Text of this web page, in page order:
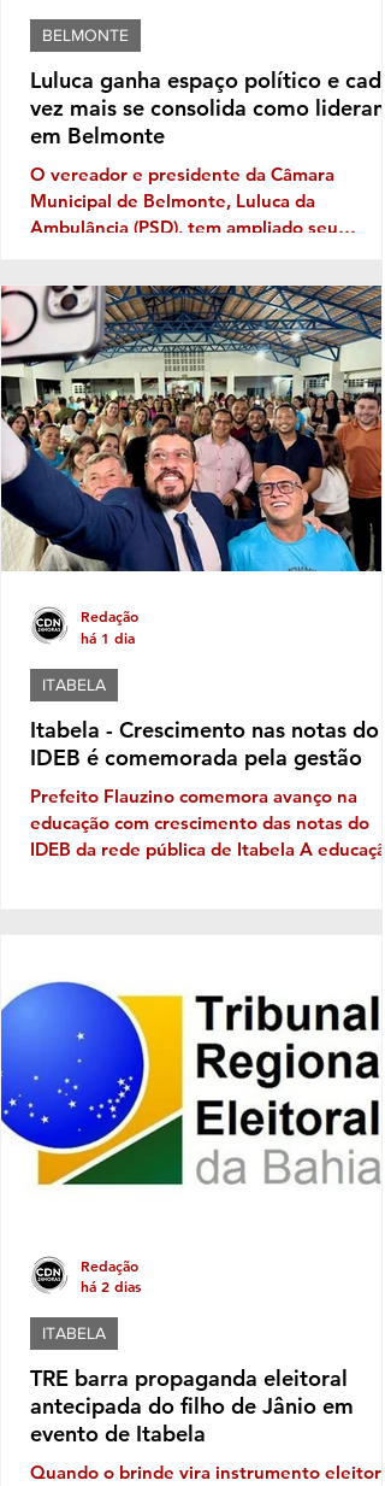
Luluca ganha espaço político e cada
vez mais se consolida como
em Belmonte
O vereador e presidente da Câmara
Municipal de Belmonte, Luluca da
Ambulância (PSD), tem ampliado seu
musculatura política deve aumentar ainda
mais este ano, caso se confirme a
expectativa da votação de Fabíola Mansur,
nome defendido por Luluca para estadual,
sendo a mais votada dentro do núcleo
político governista que tem dois nomes na
disputa, o nome do prefeito e Fabíola,
candidata de Luluca. Luluca conaeguiu ao
longo dos anos montar
BELMONTE
Itabela - Crescimento nas notas do
IDEB é comemorada pela gestão
Prefeito Flauzino comemora avanço na
educação com crescimento das notas do
IDEB da rede pública de Itabela A educação
municipal tanto nos anos iniciais quanto
anos finais do Ensino Fundamental, em
comparação com os resultados de 2023.
anos iniciais, a média passou de 3,5, em
2023, para 4,5, em 2025. Já nos a
ITABELA
Redação
há 1 dia
TRE barra propaganda eleitoral
antecipada do filho de Jânio em
evento de Itabela
Quando o brinde vira instrumento eleitoral
ITABELA
Redação
há 2 dias